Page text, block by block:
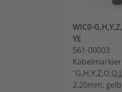
WIC0-
YE
561-00003
2.20mm,